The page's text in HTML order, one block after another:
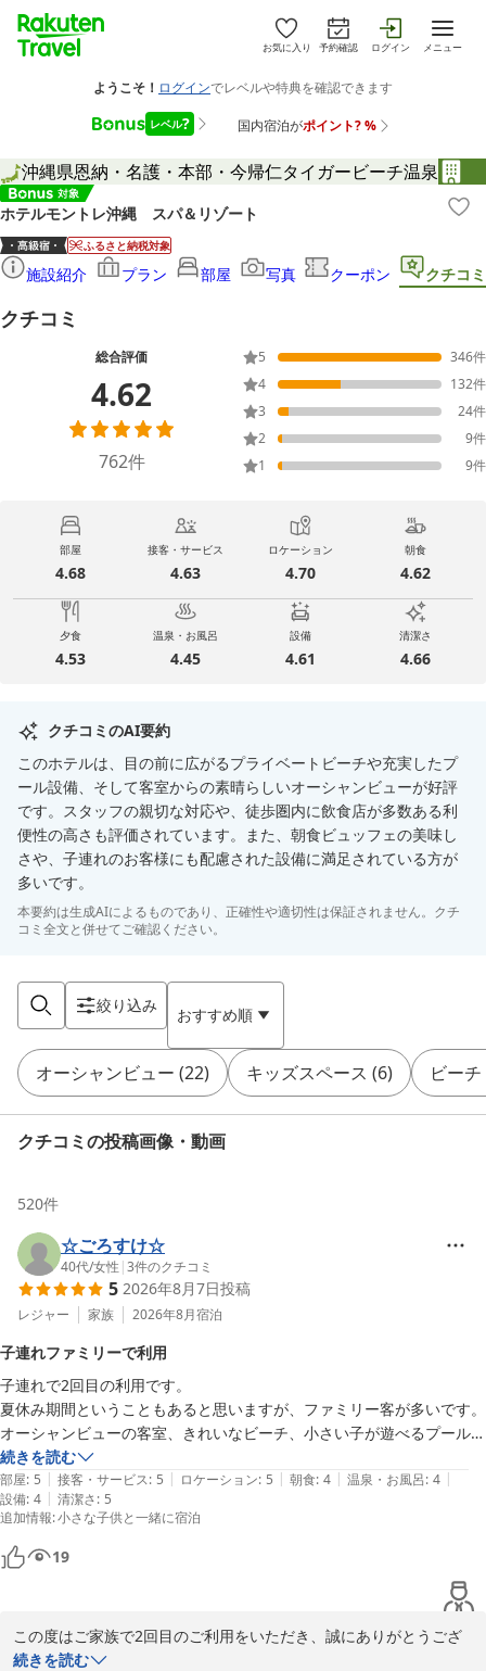
お気に入り 予約確認 ログイン メニュー
沖縄県恩納・名護・本部・今帰仁タイガービーチ温泉
ホテルモントレ沖縄 スパ＆リゾート
ふるさと納税対象
施設紹介 プラン 部屋 写真 クーポン クチコミ
クチコミ
総合評価
4.62
762件
5 346件
4
132件
3
24件
2
9件
1
9件
部屋
4.68
接客・サービス
4.63
ロケーション
4.70
朝食
4.62
夕食
4.53
温泉・お風呂
4.45
設備
4.61
清潔さ
4.66
クチコミのAI要約
このホテルは、目の前に広がるプライベートビーチや充実したプ
ール設備、そして客室からの素晴らしいオーシャンビューが好評
です。スタッフの親切な対応や、徒歩圏内に飲食店が多数ある利
便性の高さも評価されています。また、朝食ビュッフェの美味し
さや、子連れのお客様にも配慮された設備に満足されている方が
多いです。
本要約は生成AIによるものであり、正確性や適切性は保証されません。クチ
コミ全文と併せてご確認ください。
絞り込み おすすめ順
オーシャンビュー (22) キッズスペース (6) ビーチ
クチコミの投稿画像・動画
520件
☆ごろすけ☆
40代/女性 |3件のクチコミ
5 2026年8月7日投稿
レジャー 家族 2026年8月宿泊
子連れファミリーで利用
子連れで2回目の利用です。
夏休み期間ということもあると思いますが、ファミリー客が多いです。
オーシャンビューの客室、きれいなビーチ、小さい子が遊べるプール、
コンビニや飲食店が徒歩圏内にある立地、と求めるものが一通り揃って
います。
スパ施設には小さいながら温泉もあります。
朝食ビュッフェは時間予約を取るタイミングが難しいですが、レストラ
ン前で待つ必要がないのは助かります。
今回は打ち上げ花火が見られてよかったです。
続きを読む
部屋: 5 | 接客・サービス: 5 | ロケーション: 5 | 朝食: 4 | 温泉・お風呂: 4 |
設備: 4 | 清潔さ: 5
追加情報:小さな子供と一緒に宿泊
19
この度はご家族で2回目のご利用をいただき、誠にありがとうござ
います。
続きを読む